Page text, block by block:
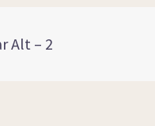
Alt – 2